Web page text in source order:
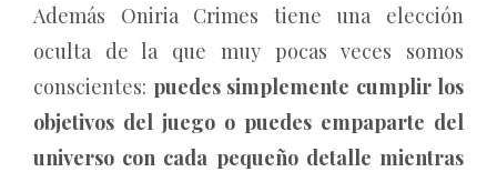
Además Oniria Crimes tiene una elección
oculta de la que muy pocas veces somos
conscientes: puedes simplemente cumplir los
objetivos del juego o puedes empaparte del
universo con cada pequeño detalle mientras